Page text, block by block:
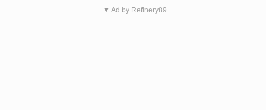
▼ Ad by Refinery89